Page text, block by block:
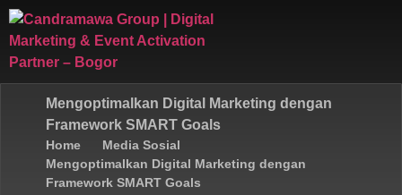
Mengoptimalkan Digital Marketing dengan
Framework SMART Goals
Home
Media Sosial
Mengoptimalkan Digital Marketing dengan
Framework SMART Goals